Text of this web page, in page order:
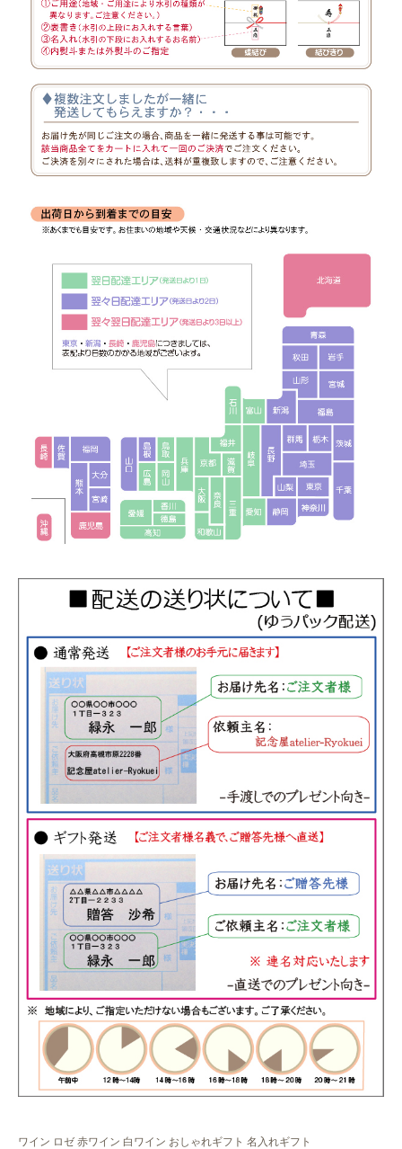
ワイン ロゼ 赤ワイン 白ワイン おしゃれギフト 名入れギフト